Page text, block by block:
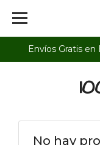
Envíos Gratis
No hay